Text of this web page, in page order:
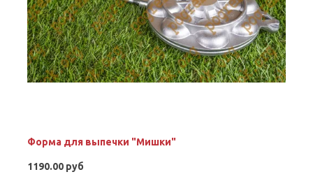
Форма для выпечки "Мишки"
1190.00 руб